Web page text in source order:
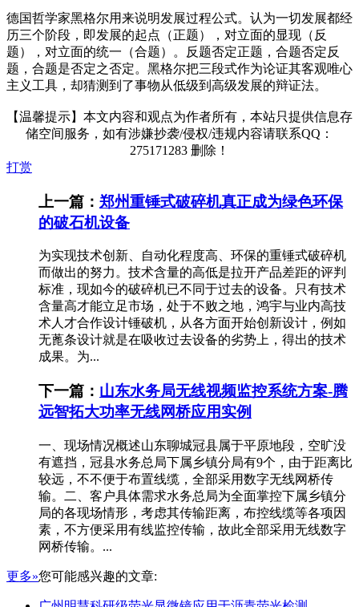
德国哲学家黑格尔用来说明发展过程公式。认为一切发展都经
历三个阶段，即发展的起点（正题），对立面的显现（反
题），对立面的统一（合题）。反题否定正题，合题否定反
题，合题是否定之否定。黑格尔把三段式作为论证其客观唯心
主义工具，却猜测到了事物从低级到高级发展的辩证法。
【温馨提示】本文内容和观点为作者所有，本站只提供信息存
储空间服务，如有涉嫌抄袭/侵权/违规内容请联系QQ：
275171283 删除！
打赏
上一篇： 郑州重锤式破碎机真正成为绿色环保
的破石机设备
为实现技术创新、自动化程度高、环保的重锤式破碎机
而做出的努力。技术含量的高低是拉开产品差距的评判
标准，现如今的破碎机已不同于过去的设备。只有技术
含量高才能立足市场，处于不败之地，鸿宇与业内高技
术人才合作设计锤破机，从各方面开始创新设计，例如
无蓖条设计就是在吸收过去设备的劣势上，得出的技术
成果。为...
下一篇： 山东水务局无线视频监控系统方案-腾
远智拓大功率无线网桥应用实例
一、现场情况概述山东聊城冠县属于平原地段，空旷没
有遮挡，冠县水务总局下属乡镇分局有9个，由于距离比
较远，不不便于布置线缆，全部采用数字无线网桥传
输。二、客户具体需求水务总局为全面掌控下属乡镇分
局的各现场情形，考虑其传输距离，布控线缆等各项因
素，不方便采用有线监控传输，故此全部采用无线数字
网桥传输。...
更多»您可能感兴趣的文章: